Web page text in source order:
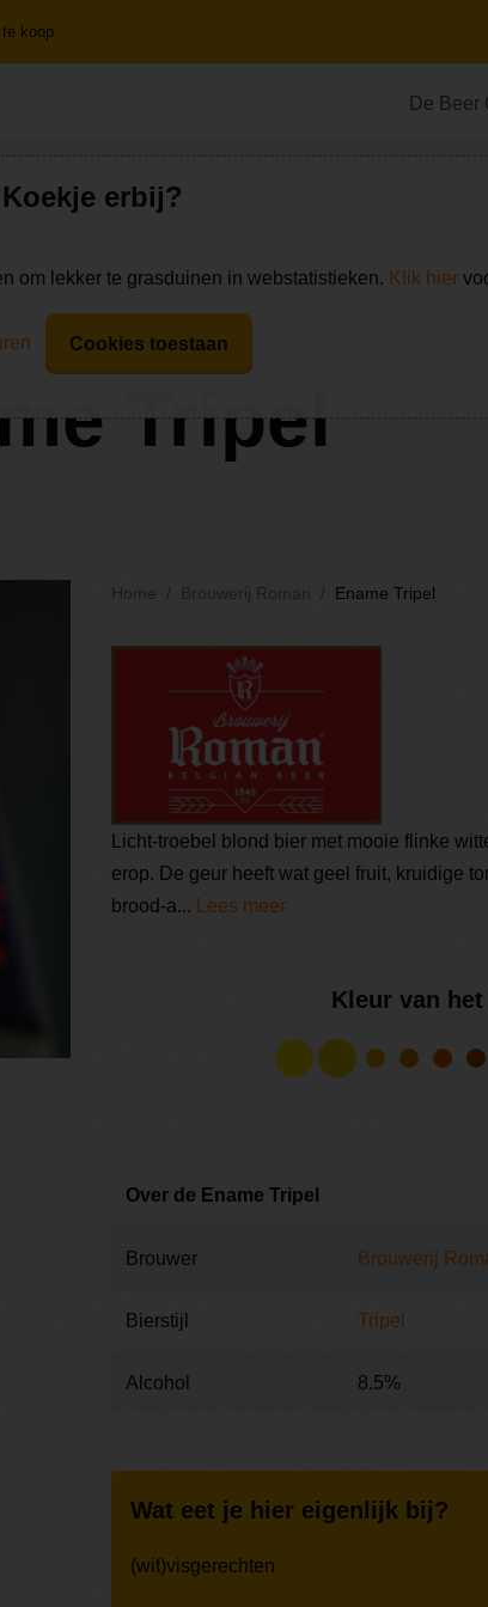
koop
De Beer
Tripel
Home Brouwerij Roman Ename Tripel
Licht-troebel blond bier met mooie flinke
erop. De geur heeft wat geel fruit, kruidige
brood-a... Lees meer
Kleur van
Over de Ename Tripel
Brouwer Brouwerij
Bierstijl Tripel
Alcohol 8.5%
Wat eet je hier eigenlijk bij?
(wit)visgerechten
Koekje erbij?
om lekker te grasduinen in webstatistieken. Klik hier
Cookies toestaan